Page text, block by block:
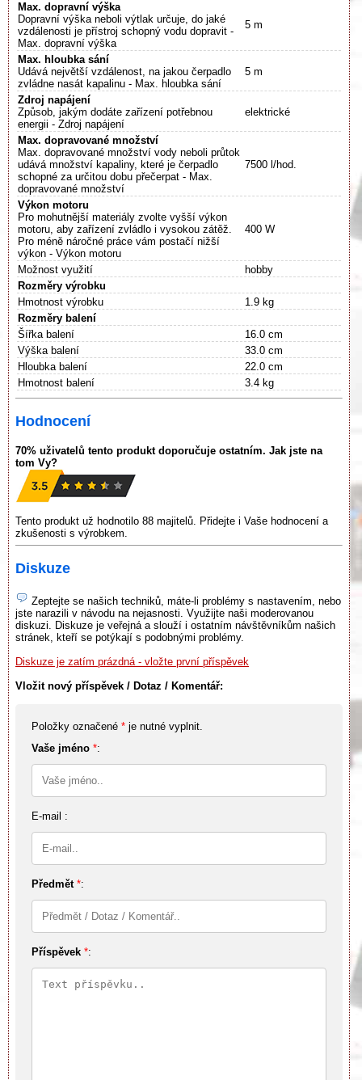
Max. dopravní výška
Dopravní výška neboli výtlak určuje, do jaké
vzdálenosti je přístroj schopný vodu dopravit -
Max. dopravní výška
5 m
Max. hloubka sání
Udává největší vzdálenost, na jakou čerpadlo
zvládne nasát kapalinu - Max. hloubka sání
5 m
Zdroj napájení
Způsob, jakým dodáte zařízení potřebnou
energii - Zdroj napájení
elektrické
Max. dopravované množství
Max. dopravované množství vody neboli průtok
udává množství kapaliny, které je čerpadlo
schopné za určitou dobu přečerpat - Max.
dopravované množství
7500 l/hod.
Výkon motoru
Pro mohutnější materiály zvolte vyšší výkon
motoru, aby zařízení zvládlo i vysokou zátěž.
Pro méně náročné práce vám postačí nižší
výkon - Výkon motoru
400 W
Možnost využití
hobby
Rozměry výrobku
Hmotnost výrobku
1.9 kg
Rozměry balení
Šířka balení
16.0 cm
Výška balení
33.0 cm
Hloubka balení
22.0 cm
Hmotnost balení
3.4 kg
Hodnocení
70% uživatelů tento produkt doporučuje ostatním. Jak jste na
tom Vy?
Tento produkt už hodnotilo 88 majitelů. Přidejte i Vaše hodnocení a
zkušenosti s výrobkem.
Diskuze
Zeptejte se našich techniků, máte-li problémy s nastavením, nebo
jste narazili v návodu na nejasnosti. Využijte naši moderovanou
diskuzi. Diskuze je veřejná a slouží i ostatním návštěvníkům našich
stránek, kteří se potýkají s podobnými problémy.
Diskuze je zatím prázdná - vložte první příspěvek
Vložit nový příspěvek / Dotaz / Komentář:
Položky označené * je nutné vyplnit.
Vaše jméno *:
E-mail :
Předmět *:
Příspěvek *: